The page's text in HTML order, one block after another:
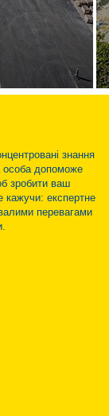
знання
особа допоможе
зробити ваш
кажучи: експертне
перевагами